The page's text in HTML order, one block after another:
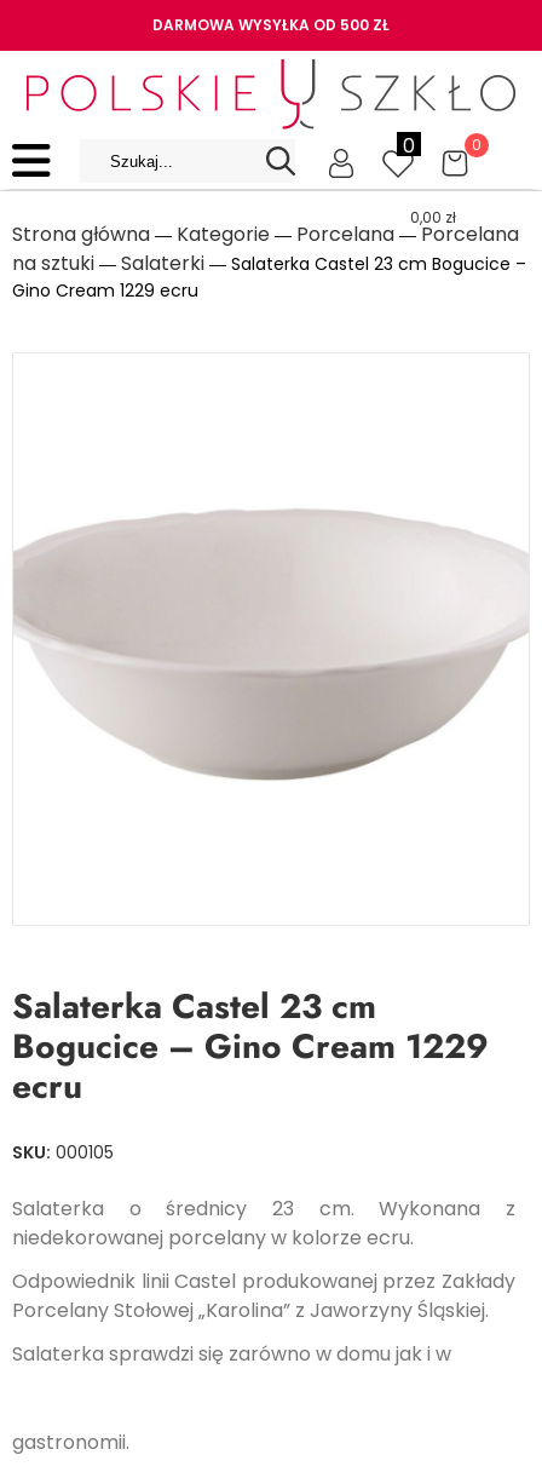
DARMOWA WYSYŁKA OD 500 ZŁ
0 0
0,00 zł
Strona główna ― Kategorie ― Porcelana ― Porcelana
na sztuki ― Salaterki ― Salaterka Castel 23 cm Bogucice –
Gino Cream 1229 ecru
Salaterka Castel 23 cm
Bogucice – Gino Cream 1229
ecru
SKU: 000105
Salaterka o średnicy 23 cm. Wykonana z
niedekorowanej porcelany w kolorze ecru.
Odpowiednik linii Castel produkowanej przez Zakłady
Porcelany Stołowej „Karolina” z Jaworzyny Śląskiej.
Salaterka sprawdzi się zarówno w domu jak i w
gastronomii.